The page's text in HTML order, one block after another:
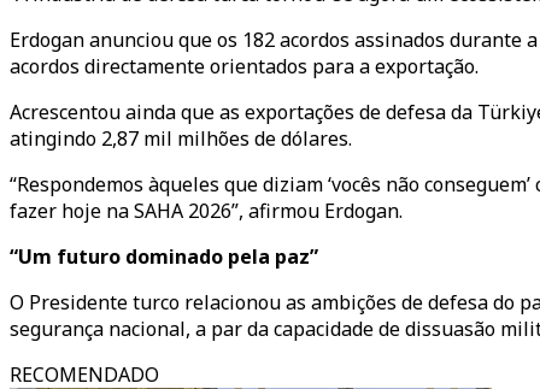
Erdogan anunciou que os 182 acordos assinados
acordos directamente orientados para a exportação.
Acrescentou ainda que as exportações de defesa da
atingindo 2,87 mil milhões de dólares.
“Respondemos àqueles que diziam ‘vocês não
fazer hoje na SAHA 2026”, afirmou Erdogan.
“Um futuro dominado pela paz”
O Presidente turco relacionou as ambições de defesa do
segurança nacional, a par da capacidade de dissuasão
RECOMENDADO